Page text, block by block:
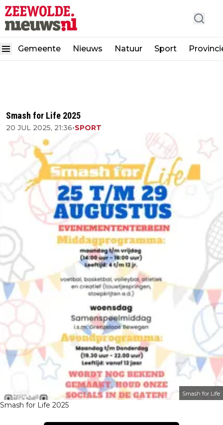
Gemeente Nieuws Natuur Sport
Smash for Life 2025
20 JUL 2025, 21:36•SPORT
Smash for Life
Smash for Life 2025